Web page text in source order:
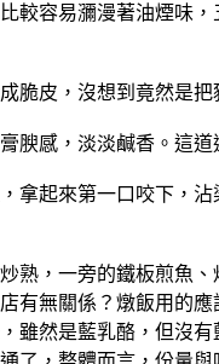
較容易瀰漫著油煙味
脆皮，沒想到竟然是
腴感，淡淡鹹香。這
拿起來第一口咬下，
熟，一旁的鐵板煎魚
有無關係？燉飯用的
雖然是藍乳酪，但沒